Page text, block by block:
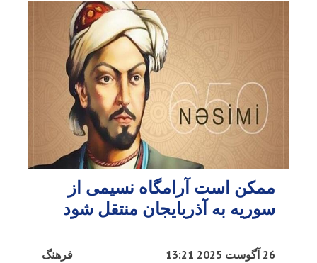
ممکن است آرامگاه نسیمی از
سوریه به آذربایجان منتقل شود
فرهنگ 26 آگوست 2025 13:21